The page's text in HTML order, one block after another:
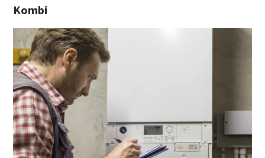
Kombi